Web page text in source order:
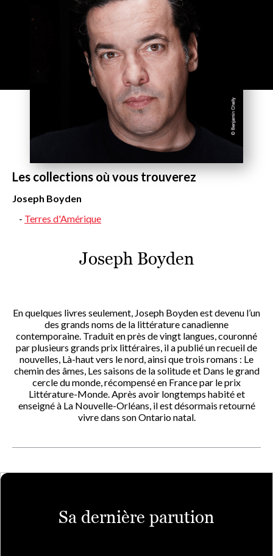
Les collections où vous trouverez
Joseph Boyden
Terres d'Amérique
Joseph Boyden
En quelques livres seulement, Joseph Boyden est devenu l’un
des grands noms de la littérature canadienne
contemporaine. Traduit en près de vingt langues, couronné
par plusieurs grands prix littéraires, il a publié un recueil de
nouvelles, Là-haut vers le nord, ainsi que trois romans : Le
chemin des âmes, Les saisons de la solitude et Dans le grand
cercle du monde, récompensé en France par le prix
Littérature-Monde. Après avoir longtemps habité et
enseigné à La Nouvelle-Orléans, il est désormais retourné
vivre dans son Ontario natal.
Sa dernière parution